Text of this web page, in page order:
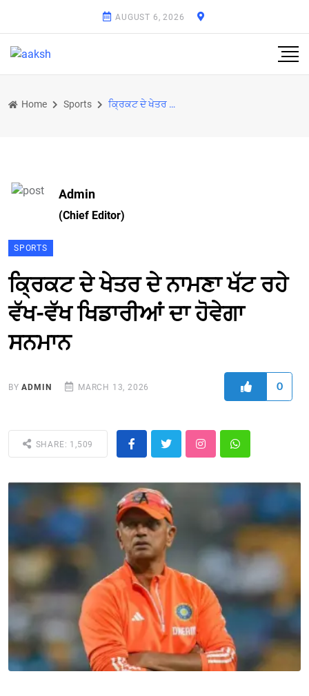
AUGUST 6, 2026
Home Sports ਕ੍ਰਿਕਟ ਦੇ ਖੇਤਰ ਦੇ ਨਾਮਣਾ ਖੱਟ ਰਹੇ ਵੱਖ-ਵੱਖ ਖਿਡਾਰੀਆਂ ਦਾ ਹੋਵੇਗਾ ਸਨਮਾਨ
Admin
(Chief Editor)
SPORTS
ਕ੍ਰਿਕਟ ਦੇ ਖੇਤਰ ਦੇ ਨਾਮਣਾ ਖੱਟ ਰਹੇ
ਵੱਖ-ਵੱਖ ਖਿਡਾਰੀਆਂ ਦਾ ਹੋਵੇਗਾ
ਸਨਮਾਨ
BYADMIN MARCH 13, 2026 0
SHARE: 1,509